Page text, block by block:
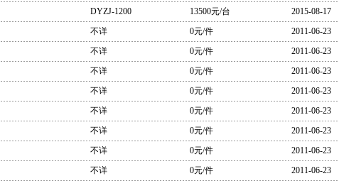
DYZJ-1200 13500元/台
2015-08-17
不详 0元/件
2011-06-23
不详 0元/件
2011-06-23
不详 0元/件
2011-06-23
不详 0元/件
2011-06-23
不详 0元/件
2011-06-23
不详 0元/件
2011-06-23
不详 0元/件
2011-06-23
不详 0元/件
2011-06-23